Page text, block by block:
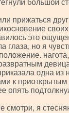
большой
прижаться
своих
это
глаза, но я
одна из
к
опять
смотри, я